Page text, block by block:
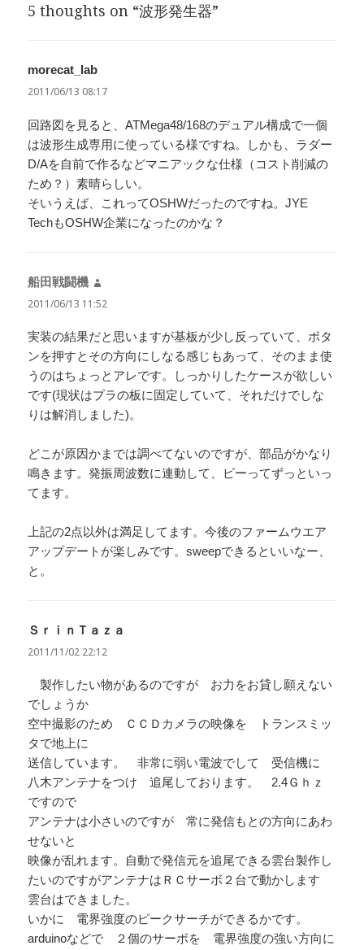
ー
5 thoughts on “波形発生器”
morecat_lab
り:
2011/06/13 08:17
回路図を見ると、ATMega48/168のデュアル構成で一個
は波形生成専用に使っている様ですね。しかも、ラダー
D/Aを自前で作るなどマニアックな仕様（コスト削減の
ため？）素晴らしい。
そいうえば、これってOSHWだったのですね。JYE
TechもOSHW企業になったのかな？
船田戦闘機
り:
2011/06/13 11:52
実装の結果だと思いますが基板が少し反っていて、ボタ
ンを押すとその方向にしなる感じもあって、そのまま使
うのはちょっとアレです。しっかりしたケースが欲しい
です(現状はプラの板に固定していて、それだけでしな
りは解消しました)。
どこが原因かまでは調べてないのですが、部品がかなり
鳴きます。発振周波数に連動して、ピーってずっといっ
てます。
上記の2点以外は満足してます。今後のファームウエア
アップデートが楽しみです。sweepできるといいなー、
と。
ＳｒｉｎＴａｚａ
2011/11/02 22:12
製作したい物があるのですが お力をお貸し願えない
でしょうか
空中撮影のため ＣＣＤカメラの映像を トランスミッ
タで地上に
送信しています。 非常に弱い電波でして 受信機に
八木アンテナをつけ 追尾しております。 2.4Ｇｈｚ
ですので
アンテナは小さいのですが 常に発信もとの方向にあわ
せないと
映像が乱れます。自動で発信元を追尾できる雲台製作し
たいのですがアンテナはＲＣサーボ２台で動かします
雲台はできました。
いかに 電界強度のピークサーチができるかです。
arduinoなどで ２個のサーボを 電界強度の強い方向に